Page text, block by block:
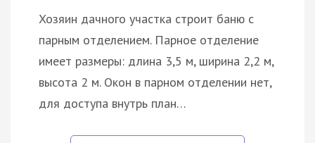
Хозяин дачного участка строит баню с
парным отделением. Парное отделение
имеет размеры: длина 3,5 м, ширина 2,2 м,
высота 2 м. Окон в парном отделении нет,
для доступа внутрь план…